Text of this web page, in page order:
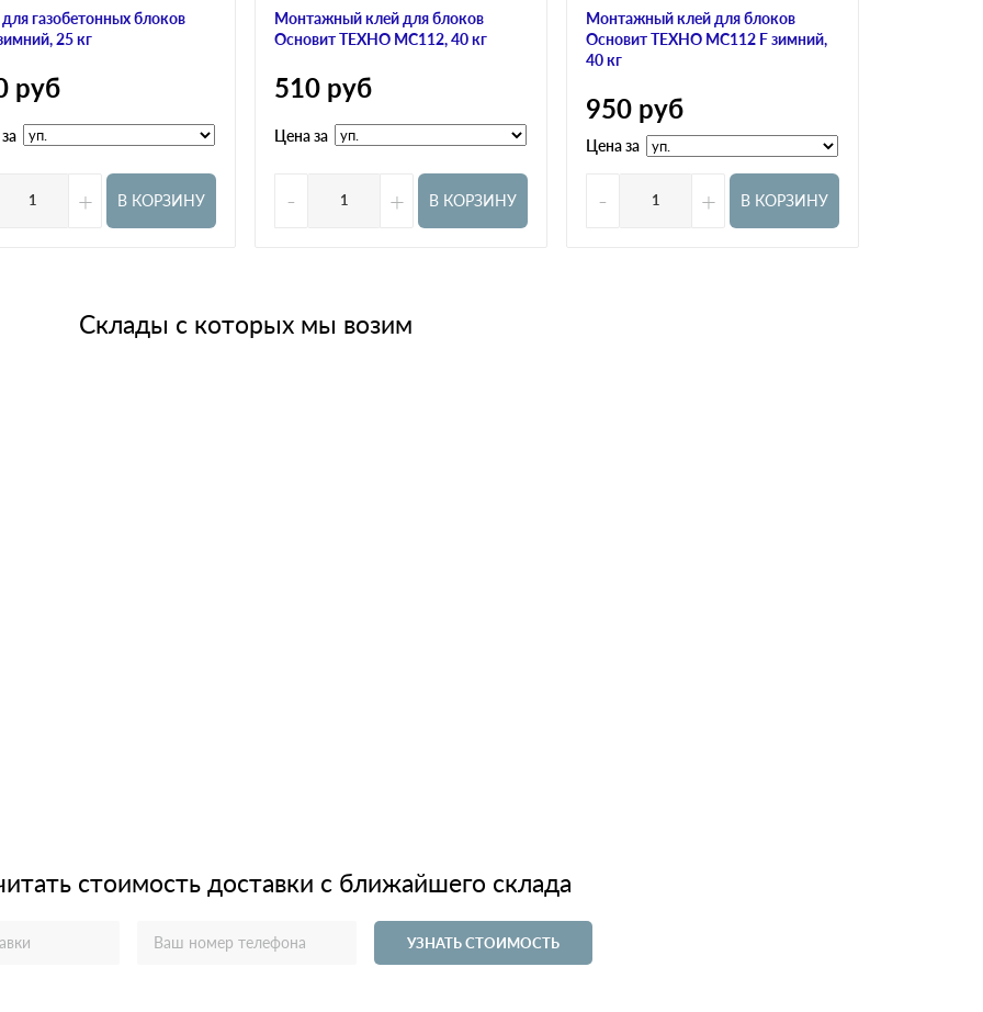
газобетонных блоков
25 кг
руб
+ В КОРЗИНУ
Монтажный клей для блоков
Основит ТЕХНО МС112, 40 кг
510 руб
Цена за
- + В КОРЗИНУ
Монтажный клей для блоков
Основит ТЕХНО MC112 F зимний,
40 кг
950 руб
Цена за
- + В КОРЗИНУ
Склады с которых мы возим
стоимость доставки с ближайшего склада
УЗНАТЬ СТОИМОСТЬ